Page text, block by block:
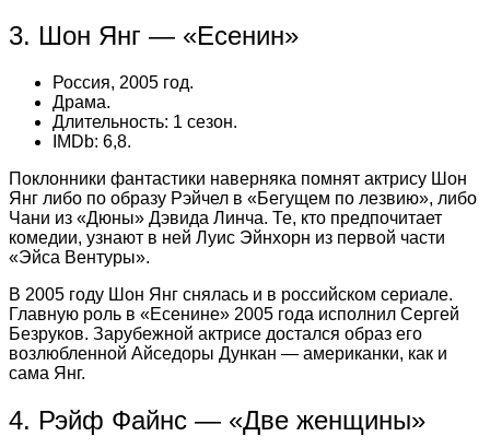
3. Шон Янг — «Есенин»
Россия, 2005 год.
Драма.
Длительность: 1 сезон.
IMDb: 6,8.
Поклонники фантастики наверняка помнят актрису Шон
Янг либо по образу Рэйчел в «Бегущем по лезвию», либо
Чани из «Дюны» Дэвида Линча. Те, кто предпочитает
комедии, узнают в ней Луис Эйнхорн из первой части
«Эйса Вентуры».
В 2005 году Шон Янг снялась и в российском сериале.
Главную роль в «Есенине» 2005 года исполнил Сергей
Безруков. Зарубежной актрисе достался образ его
возлюбленной Айседоры Дункан — американки, как и
сама Янг.
4. Рэйф Файнс — «Две женщины»